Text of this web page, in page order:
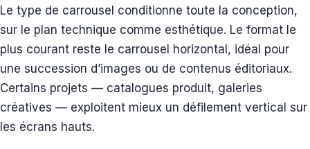
Le type de carrousel conditionne toute la conception,
sur le plan technique comme esthétique. Le format le
plus courant reste le carrousel horizontal, idéal pour
une succession d’images ou de contenus éditoriaux.
Certains projets — catalogues produit, galeries
créatives — exploitent mieux un défilement vertical sur
les écrans hauts.